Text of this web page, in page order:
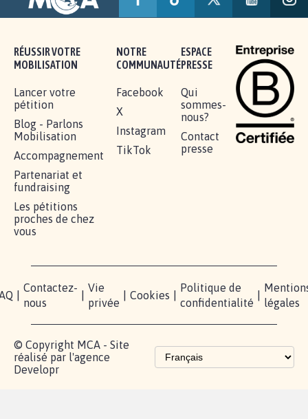
RÉUSSIR VOTRE
MOBILISATION
Lancer votre
pétition
Blog - Parlons
Mobilisation
Accompagnement
Partenariat et
fundraising
Les pétitions
proches de chez
vous
NOTRE
COMMUNAUTÉ
Facebook
X
Instagram
TikTok
ESPACE
PRESSE
Qui
sommes-
nous?
Contact
presse
Contactez-
nous
Vie
privée
Cookies
Politique de
confidentialité
légales
© Copyright MCA - Site
réalisé par l'agence
Developr